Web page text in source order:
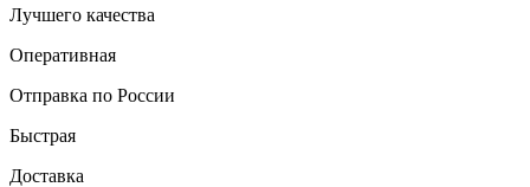
Лучшего качества
Оперативная
Отправка по России
Быстрая
Доставка